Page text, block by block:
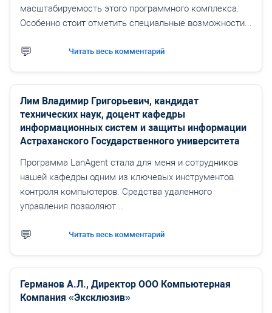
масштабируемость этого программного комплекса.
Особенно стоит отметить специальные возможности...
Читать весь комментарий
Лим Владимир Григорьевич, кандидат
технических наук, доцент кафедры
информационных систем и защиты информации
Астраханского Государственного университета
Программа LanAgent стала для меня и сотрудников
нашей кафедры одним из ключевых инструментов
контроля компьютеров. Средства удаленного
управления позволяют...
Читать весь комментарий
Германов А.Л., Директор ООО Компьютерная
Компания «Эксклюзив»